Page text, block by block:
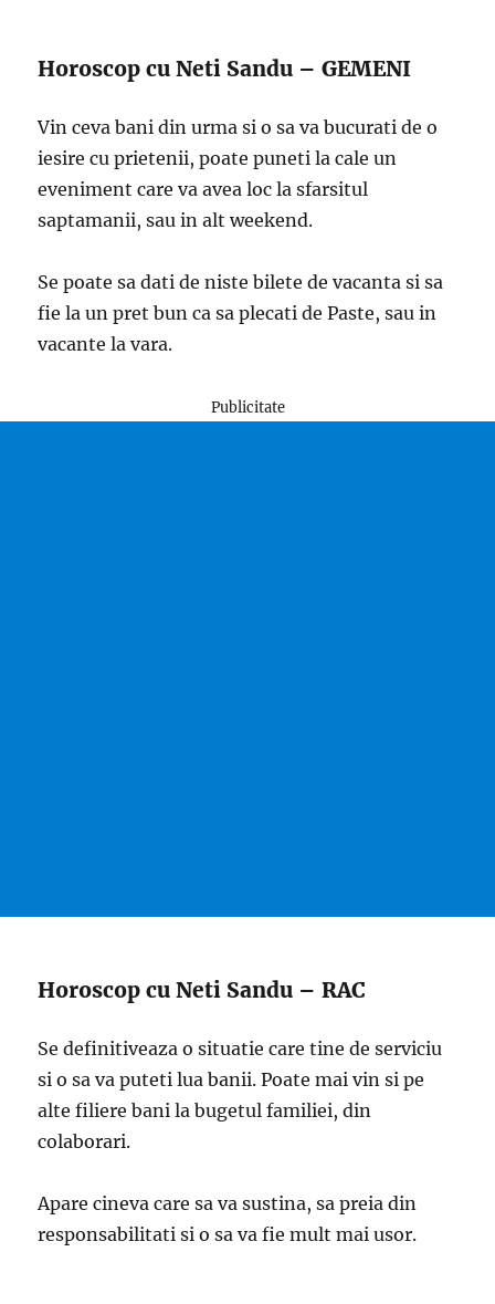
Horoscop cu Neti Sandu – GEMENI
Vin ceva bani din urma si o sa va bucurati de o
iesire cu prietenii, poate puneti la cale un
eveniment care va avea loc la sfarsitul
saptamanii, sau in alt weekend.
Se poate sa dati de niste bilete de vacanta si sa
fie la un pret bun ca sa plecati de Paste, sau in
vacante la vara.
Publicitate
Horoscop cu Neti Sandu – RAC
Se definitiveaza o situatie care tine de serviciu
si o sa va puteti lua banii. Poate mai vin si pe
alte filiere bani la bugetul familiei, din
colaborari.
Apare cineva care sa va sustina, sa preia din
responsabilitati si o sa va fie mult mai usor.